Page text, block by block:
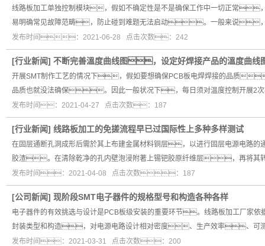
线路板加工单独控制模块，假如不确定性是不是确保工作中一切正常
易明确常见故障范畴，防止碰到难题无法启动。一般来说，
发布时间：2021-06-28 点击次数：242
[行业新闻] 不断完善溫度曲线图，设定好焊接产品的溫度曲
开展SMT制作工艺的情况下，假如要想确保PCB板电焊焊接的品质
品质也就没法确保。因此一般状况下，每日须对温度控制开展2
发布时间：2021-04-27 点击次数：187
[行业新闻] 线路板加工的免搓流程早已过国际性上多种多样测试
在固层通断孔洞成形后需於其上布建金属材料铜层，以进行固层电源电路
胶渣。在清除乾净的孔内壁泡浸附著上锡钯胶原纤维层，再将其
发布时间：2021-04-08 点击次数：187
[公司新闻] 现阶段SMT电子器件的规格型号和构造各种各样
电子器件的有效挑选与设计是PCB板级安装的重要环节。线路板加工厂
封装类型和构造，对电源电路设计相对密度、生产效率、可测
发布时间：2021-03-31 点击次数：200